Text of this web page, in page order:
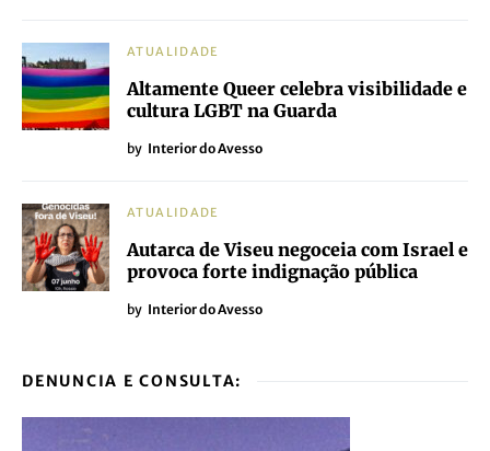
ATUALIDADE
Altamente Queer celebra visibilidade e
cultura LGBT na Guarda
by Interior do Avesso
ATUALIDADE
Autarca de Viseu negoceia com Israel e
provoca forte indignação pública
by Interior do Avesso
DENUNCIA E CONSULTA: